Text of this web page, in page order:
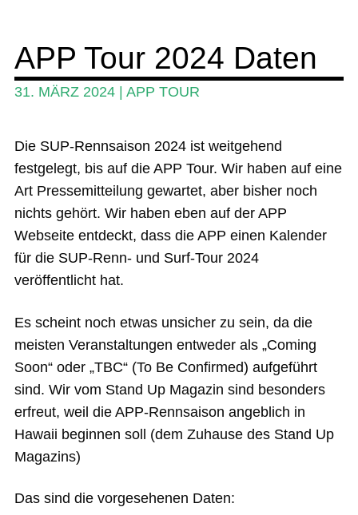
Das Magazin
Stand Up Magazin TV
SPOT FINDER
Mein Konto
APP Tour 2024 Daten
31. MÄRZ 2024| APP TOUR
Die SUP-Rennsaison 2024 ist weitgehend
festgelegt, bis auf die APP Tour. Wir haben auf eine
Art Pressemitteilung gewartet, aber bisher noch
nichts gehört. Wir haben eben auf der APP
Webseite entdeckt, dass die APP einen Kalender
für die SUP-Renn- und Surf-Tour 2024
veröffentlicht hat.
Es scheint noch etwas unsicher zu sein, da die
meisten Veranstaltungen entweder als „Coming
Soon“ oder „TBC“ (To Be Confirmed) aufgeführt
sind. Wir vom Stand Up Magazin sind besonders
erfreut, weil die APP-Rennsaison angeblich in
Hawaii beginnen soll (dem Zuhause des Stand Up
Magazins)
Das sind die vorgesehenen Daten: